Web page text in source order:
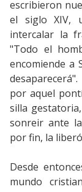
escribieron
el siglo XIV,
intercalar la
"Todo el
encomiende a
por aquel
silla
sonreir ante
por fin, la
Desde
mundo